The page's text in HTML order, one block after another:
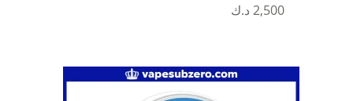
2,500 د.ك
الأشكال
المختلفة